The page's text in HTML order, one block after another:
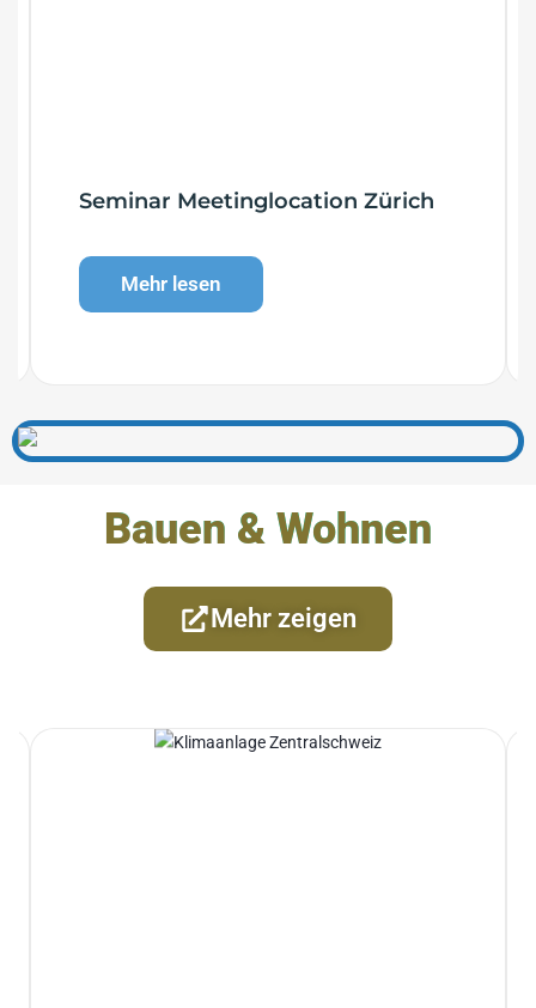
Seminar Meetinglocation Zürich
Mehr lesen
Bauen & Wohnen
Mehr zeigen